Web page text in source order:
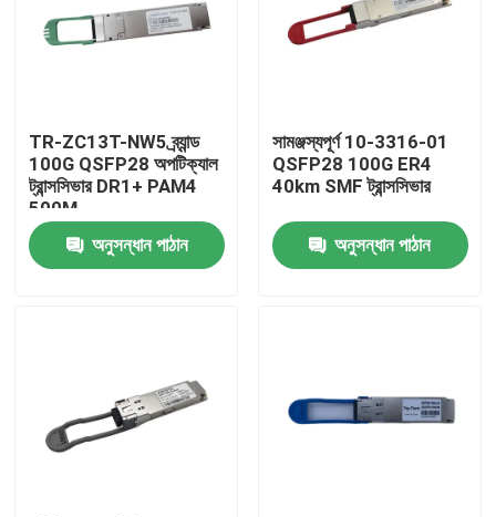
বাড়ি
আমাদের সম্পর্কে
TR-ZC13T-NW5 ব্র্যান্ড
100G QSFP28 অপটিক্যাল
ট্রান্সসিভার DR1+ PAM4
500M
অনুসন্ধান পাঠান
সামঞ্জস্যপূর্ণ 10-3316-01
QSFP28 100G ER4
40km SMF ট্রান্সসিভার
অনুসন্ধান পাঠান